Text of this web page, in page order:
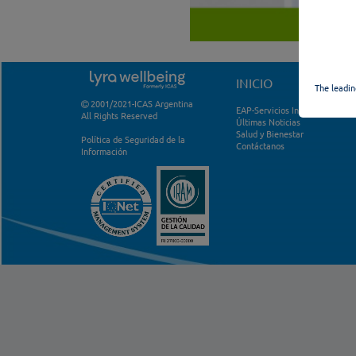
2001/2021-ICAS Argentina
All Rights Reserved
Política de Seguridad de la
Información
INICIO
EAP-Servicios Internacionales
Últimas Noticias
Salud y Bienestar
Contáctanos
The